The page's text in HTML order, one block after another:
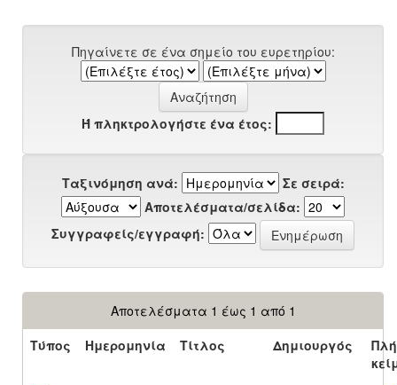
Πηγαίνετε σε ένα σημείο του ευρετηρίου:
Ή πληκτρολογήστε ένα έτος:
Ταξινόμηση ανά:
Σε σειρά:
Αποτελέσματα/σελίδα:
Συγγραφείς/εγγραφή:
Αποτελέσματα 1 έως 1 από 1
Τύπος
Ημερομηνία Τίτλος Δημιουργός